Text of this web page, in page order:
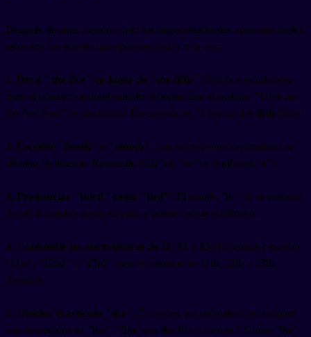
Después de años viendo cómo los hispanohablantes aprenden inglés,
estos son los errores que aparecen una y otra vez:
1. Decir "the five" en lugar de "the fifth": Muchos estudiantes
usan el número cardinal cuando deberían usar el ordinal. "I live on
the five floor" es incorrecto. Lo correcto es "I live on the fifth floor."
2. Escribir "fiveth" o "nineth": Las excepciones ortográficas se
olvidan fácilmente. Recuerda: fifth (sin "ve") y ninth (sin "e").
3. Pronunciar "third" como "tird": El sonido "th" /θ/ es esencial.
Sin él, la palabra suena extraña y puede causar confusión.
4. Confundir las abreviaturas de 11, 12 y 13: Es tentador escribir
"11st", "12nd" y "13rd", pero lo correcto es 11th, 12th y 13th.
Siempre.
5. Olvidar el artículo "the": En inglés, los ordinales casi siempre
van precedidos de "the". "She was the first to arrive." Omitir "the"